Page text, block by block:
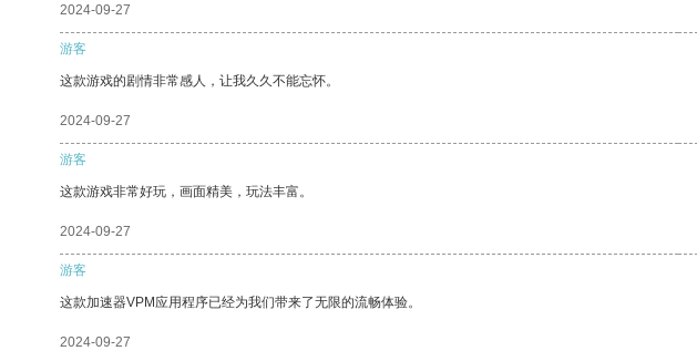
2024-09-27
游客
这款游戏的剧情非常感人，让我久久不能忘怀。
2024-09-27
游客
这款游戏非常好玩，画面精美，玩法丰富。
2024-09-27
游客
这款加速器VPM应用程序已经为我们带来了无限的流畅体验。
2024-09-27